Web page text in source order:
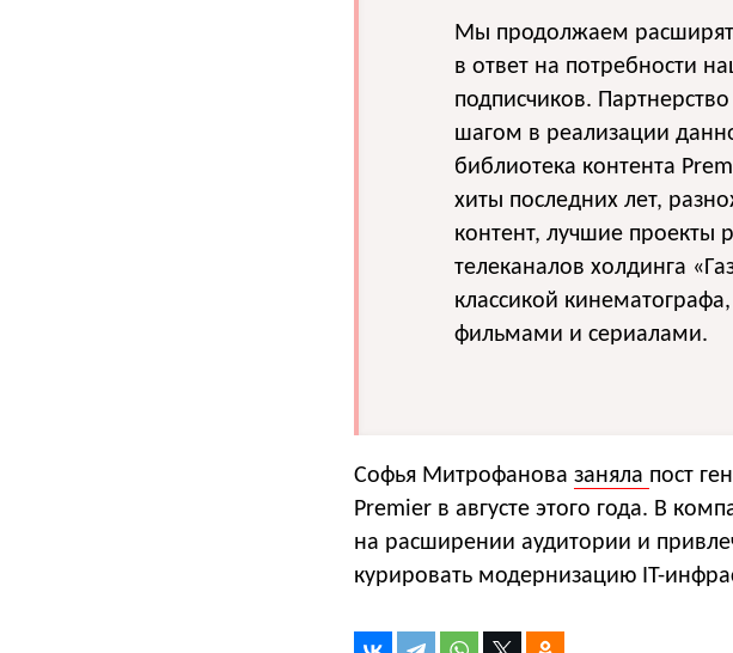
Мы продолжаем
в ответ на потребности
подписчиков.
шагом в реализации
библиотека контента
хиты последних лет,
контент, лучшие проекты
телеканалов холдинга
классикой
фильмами и сериалами.
Софья Митрофанова заняла пост
Premier в августе этого года. В
на расширении аудитории и
курировать модернизацию IT-